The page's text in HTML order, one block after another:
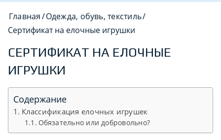
Главная/Одежда, обувь, текстиль/
Сертификат на елочные игрушки
СЕРТИФИКАТ НА ЕЛОЧНЫЕ
ИГРУШКИ
Содержание
Классификация елочных игрушек
Обязательно или добровольно?